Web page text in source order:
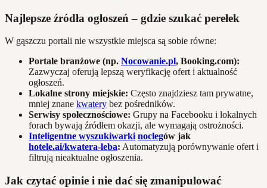
Najlepsze źródła ogłoszeń – gdzie szukać perełek
W gąszczu portali nie wszystkie miejsca są sobie równe:
Portale branżowe (np. Nocowanie.pl, Booking.com):
Zazwyczaj oferują lepszą weryfikację ofert i aktualność
ogłoszeń.
Lokalne strony miejskie: Często znajdziesz tam prywatne,
mniej znane kwatery bez pośredników.
Serwisy społecznościowe: Grupy na Facebooku i lokalnych
forach bywają źródłem okazji, ale wymagają ostrożności.
Inteligentne wyszukiwarki noclegów jak
hotele.ai/kwatera-leba: Automatyzują porównywanie ofert i
filtrują nieaktualne ogłoszenia.
Jak czytać opinie i nie dać się zmanipulować